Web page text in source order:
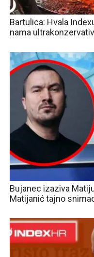
Bartulica: Hvala
nama
Bujanec izaziva
Matijanić tajno